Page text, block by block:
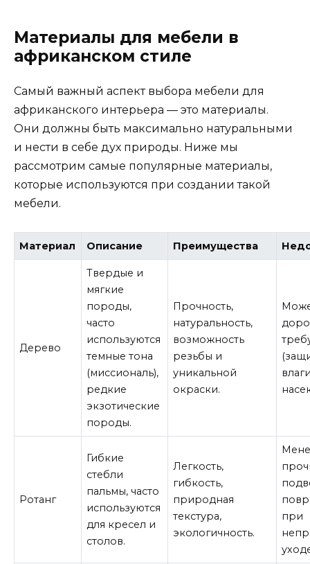
Материалы для мебели в
африканском стиле
Самый важный аспект выбора мебели для
африканского интерьера — это материалы.
Они должны быть максимально натуральными
и нести в себе дух природы. Ниже мы
рассмотрим самые популярные материалы,
которые используются при создании такой
мебели.
Материал Описание Преимущества
Дерево
Твердые и
мягкие
породы,
часто
используются
темные тона
(миссиональ),
редкие
экзотические
породы.
Прочность,
натуральность,
возможность
резьбы и
уникальной
окраски.
Ротанг
Гибкие
стебли
пальмы, часто
используются
для кресел и
столов.
Легкость,
гибкость,
природная
текстура,
экологичность.
при